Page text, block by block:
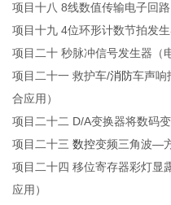
项目十八 8线数值传输电子回
项目十九 4位环形计数节拍发
项目二十 秒脉冲信号发生器（
项目二十一 救护车/消防车声响
合应用）
项目二十二 D/A变换器将数码
项目二十三数控变频三角波—
项目二十四 移位寄存器彩灯显
应用）